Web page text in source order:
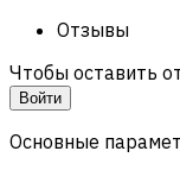
Отзывы
Чтобы оставить
Войти
Основные